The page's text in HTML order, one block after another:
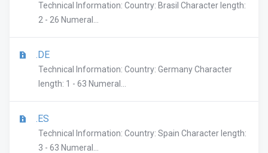
Technical Information: Country: Brasil Character length:
2 - 26 Numeral...
.DE
Technical Information: Country: Germany Character
length: 1 - 63 Numeral...
.ES
Technical Information: Country: Spain Character length:
3 - 63 Numeral...